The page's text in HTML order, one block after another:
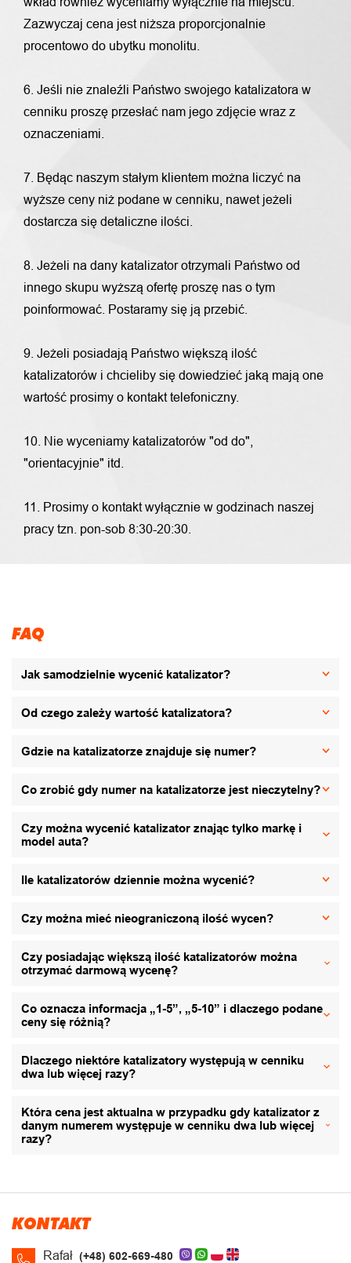
Zazwyczaj cena jest niższa proporcjonalnie
procentowo do ubytku monolitu.
6. Jeśli nie znaleźli Państwo swojego katalizatora w
cenniku proszę przesłać nam jego zdjęcie wraz z
oznaczeniami.
7. Będąc naszym stałym klientem można liczyć na
wyższe ceny niż podane w cenniku, nawet jeżeli
dostarcza się detaliczne ilości.
8. Jeżeli na dany katalizator otrzymali Państwo od
innego skupu wyższą ofertę proszę nas o tym
poinformować. Postaramy się ją przebić.
9. Jeżeli posiadają Państwo większą ilość
katalizatorów i chcieliby się dowiedzieć jaką mają one
wartość prosimy o kontakt telefoniczny.
10. Nie wyceniamy katalizatorów "od do",
"orientacyjnie" itd.
11. Prosimy o kontakt wyłącznie w godzinach naszej
pracy tzn. pon-sob 8:30-20:30.
FAQ
Jak samodzielnie wycenić katalizator?
Od czego zależy wartość katalizatora?
Gdzie na katalizatorze znajduje się numer?
Co zrobić gdy numer na katalizatorze jest nieczytelny?
Czy można wycenić katalizator znając tylko markę i
model auta?
Ile katalizatorów dziennie można wycenić?
Czy można mieć nieograniczoną ilość wycen?
Czy posiadając większą ilość katalizatorów można
otrzymać darmową wycenę?
Co oznacza informacja „1-5”, „5-10” i dlaczego podane
ceny się różnią?
Dlaczego niektóre katalizatory występują w cenniku
dwa lub więcej razy?
Która cena jest aktualna w przypadku gdy katalizator z
danym numerem występuje w cenniku dwa lub więcej
razy?
KONTAKT
Rafał (+48) 602-669-480